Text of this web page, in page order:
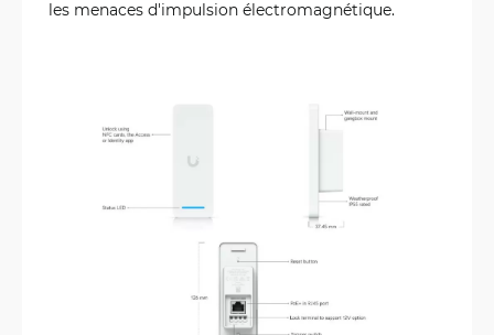
les menaces d'impulsion électromagnétique.